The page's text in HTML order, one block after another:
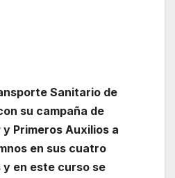
Sanitario de
su campaña de
y Primeros Auxilios a
en sus cuatro
en este curso se